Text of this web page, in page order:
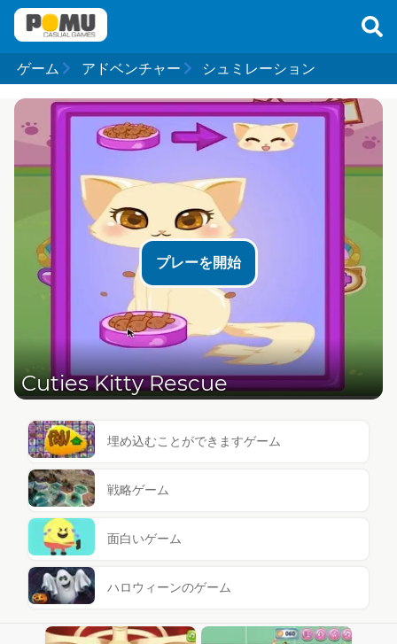
ゲーム アドベンチャー シュミレーション
プレーを開始
Cuties Kitty Rescue
埋め込むことができますゲーム
戦略ゲーム
面白いゲーム
ハロウィーンのゲーム